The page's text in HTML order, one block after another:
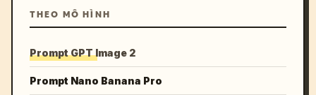
THEO MÔ HÌNH
Prompt GPT Image 2
Prompt Nano Banana Pro